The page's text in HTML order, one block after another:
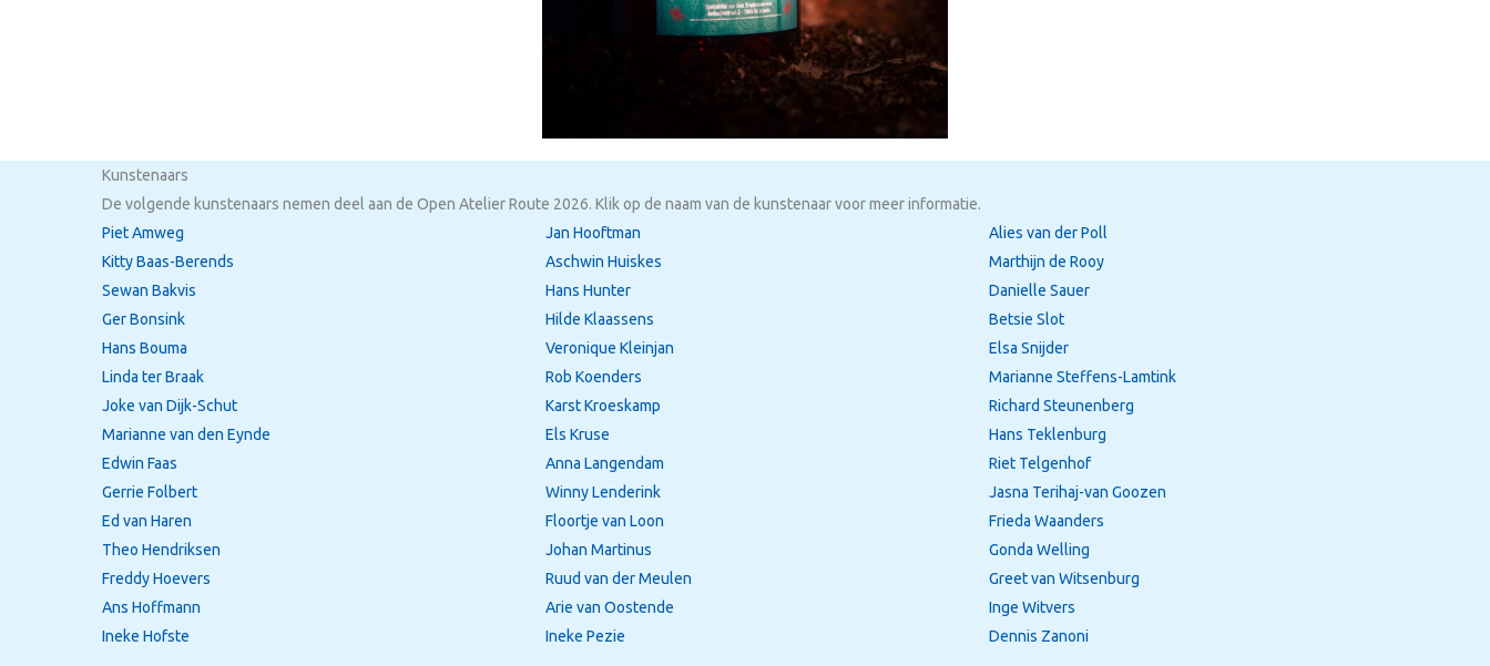
Kunstenaars
De volgende kunstenaars nemen deel aan de Open Atelier Route 2026. Klik op de naam van de kunstenaar voor meer informatie.
Piet Amweg
Kitty Baas-Berends
Sewan Bakvis
Ger Bonsink
Hans Bouma
Linda ter Braak
Joke van Dijk-Schut
Marianne van den Eynde
Edwin Faas
Gerrie Folbert
Ed van Haren
Theo Hendriksen
Freddy Hoevers
Ans Hoffmann
Ineke Hofste
Jan Hooftman
Aschwin Huiskes
Hans Hunter
Hilde Klaassens
Veronique Kleinjan
Rob Koenders
Karst Kroeskamp
Els Kruse
Anna Langendam
Winny Lenderink
Floortje van Loon
Johan Martinus
Ruud van der Meulen
Arie van Oostende
Ineke Pezie
Alies van der Poll
Marthijn de Rooy
Danielle Sauer
Betsie Slot
Elsa Snijder
Marianne Steffens-Lamtink
Richard Steunenberg
Hans Teklenburg
Riet Telgenhof
Jasna Terihaj-van Goozen
Frieda Waanders
Gonda Welling
Greet van Witsenburg
Inge Witvers
Dennis Zanoni